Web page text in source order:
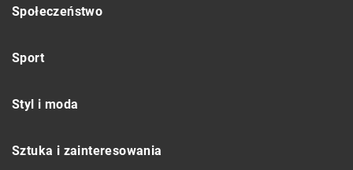
Społeczeństwo
Sport
Styl i moda
Sztuka i zainteresowania